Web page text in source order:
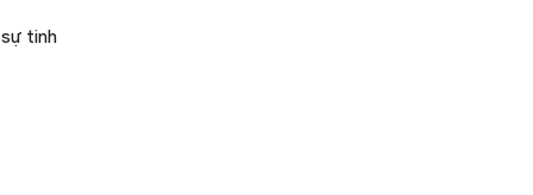
tinh